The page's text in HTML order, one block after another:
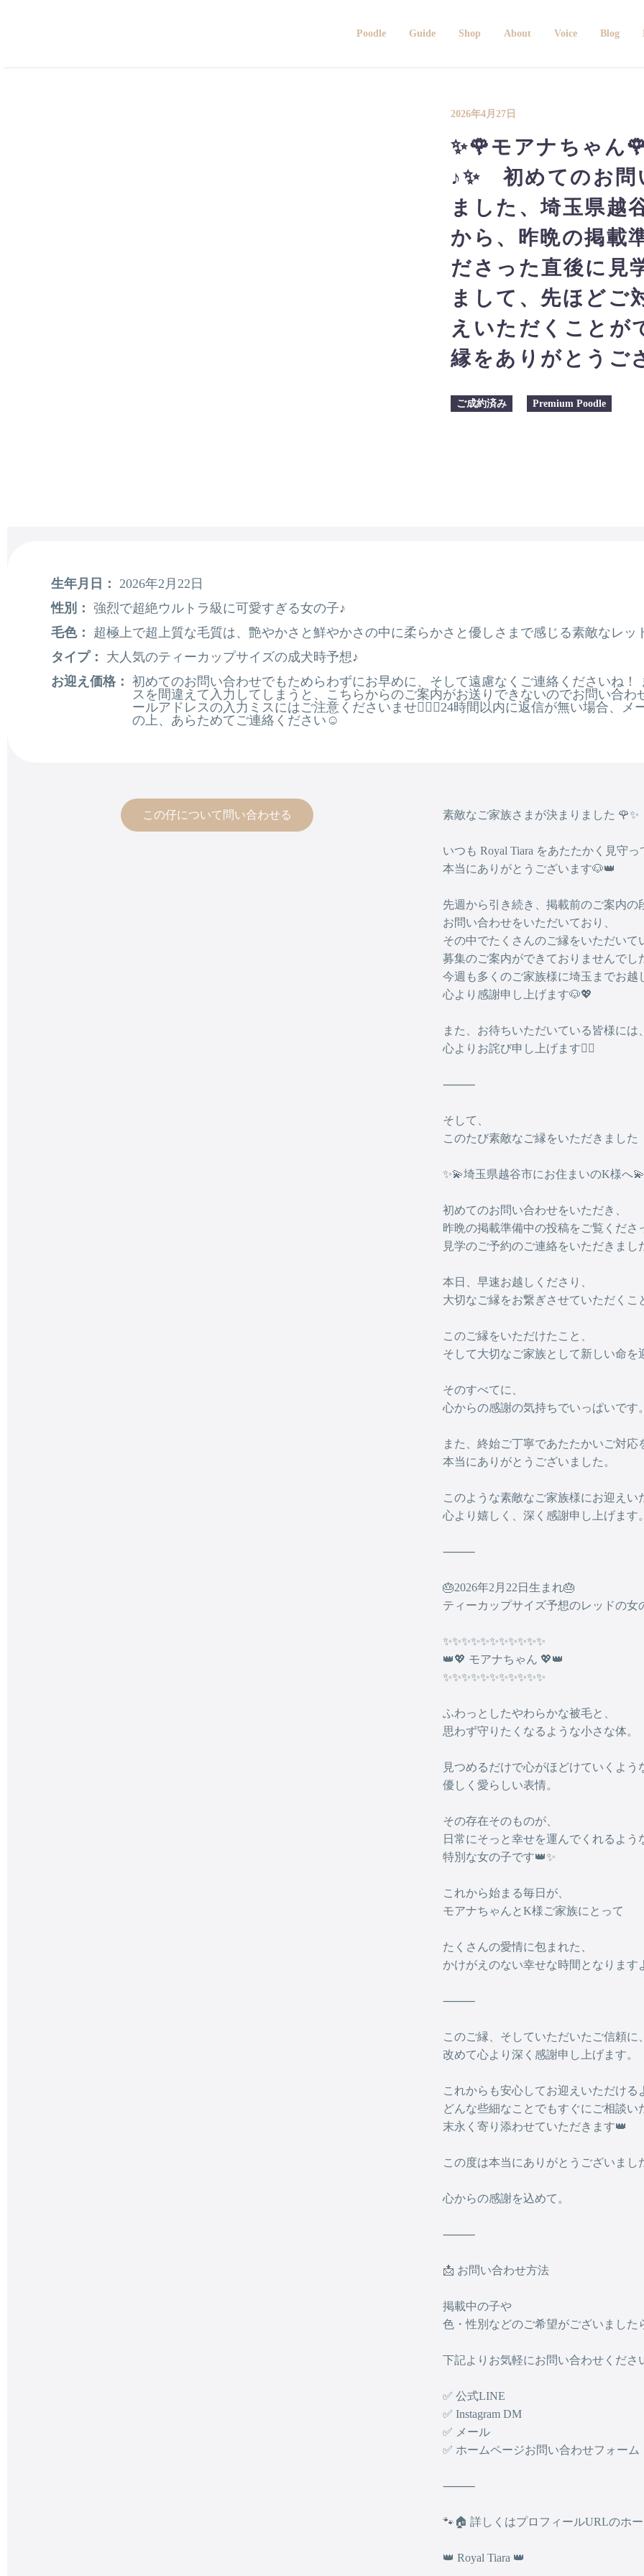
Poodle Guide Shop About Voice Blog
2026年4月27日
✨🌹モアナちゃん
♪✨ 初めてのお問
ました、埼玉県越
から、昨晩の掲載
ださった直後に見
まして、先ほどご
えいただくことが
縁をありがとうご
ご成約済み Premium Poodle
生年月日： 2026年2月22日
性別： 強烈で超絶ウルトラ級に可愛すぎる女の子♪
毛色：
超極上で超上質な毛質は、艶やかさと鮮やかさの中に柔らかさと優しさまで感じる素敵なレッ
タイプ：
大人気のティーカップサイズの成犬時予想♪
お迎え価格： 初めてのお問い合わせでもためらわずにお早めに、そして遠慮なくご連絡くださいね！
スを間違えて入力してしまうと、こちらからのご案内がお送りできないのでお問い合わ
ールアドレスの入力ミスにはご注意くださいませ🙇🏻‍♂️24時間以内に返信が無い場合、メ
の上、あらためてご連絡ください☺️
この仔について問い合わせる 素敵なご家族さまが決まりました 🌹✨
いつも Royal Tiara をあたたかく見守
本当にありがとうございます🐶👑
先週から引き続き、掲載前のご案内
お問い合わせをいただいており、
その中でたくさんのご縁をいただいて
募集のご案内ができておりませんでし
今週も多くのご家族様に埼玉までお越
心より感謝申し上げます🐶💖
また、お待ちいただいている皆様には
心よりお詫び申し上げます🙇‍♀️
⸻
そして、
このたび素敵なご縁をいただきました
✨💫埼玉県越谷市にお住まいのK様へ
初めてのお問い合わせをいただき、
昨晩の掲載準備中の投稿をご覧くださ
見学のご予約のご連絡をいただきまし
本日、早速お越しくださり、
大切なご縁をお繋ぎさせていただくこ
このご縁をいただけたこと、
そして大切なご家族として新しい命を
そのすべてに、
心からの感謝の気持ちでいっぱいです
また、終始ご丁寧であたたかいご対応
本当にありがとうございました。
このような素敵なご家族様にお迎えい
心より嬉しく、深く感謝申し上げます
⸻
🎂2026年2月22日生まれ🎂
ティーカップサイズ予想のレッドの女
✨✨✨✨✨✨✨✨✨✨✨
👑💖 モアナちゃん 💖👑
✨✨✨✨✨✨✨✨✨✨✨
ふわっとしたやわらかな被毛と、
思わず守りたくなるような小さな体。
見つめるだけで心がほどけていくよう
優しく愛らしい表情。
その存在そのものが、
日常にそっと幸せを運んでくれるよう
特別な女の子です👑✨
これから始まる毎日が、
モアナちゃんとK様ご家族にとって
たくさんの愛情に包まれた、
かけがえのない幸せな時間となります
⸻
このご縁、そしていただいたご信頼に
改めて心より深く感謝申し上げます。
これからも安心してお迎えいただける
どんな些細なことでもすぐにご相談い
末永く寄り添わせていただきます👑
この度は本当にありがとうございまし
心からの感謝を込めて。
⸻
📩 お問い合わせ方法
掲載中の子や
色・性別などのご希望がございました
下記よりお気軽にお問い合わせくださ
✅ 公式LINE
✅ Instagram DM
✅ メール
✅ ホームページお問い合わせフォーム
⸻
🐾🏠 詳しくはプロフィールURLのホ
👑 Royal Tiara 👑